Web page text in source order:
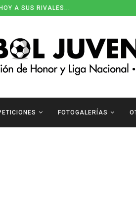
A SUS RIVALES...
FOTOGALERÍAS